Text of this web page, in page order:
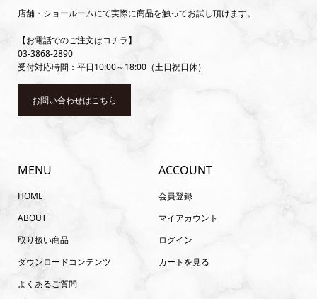
店舗・ショールームにて実際に商品を触ってお試し頂けます。
【お電話でのご注文はコチラ】
03-3868-2890
受付対応時間：平日10:00～18:00（土日祝日休）
お問い合わせはこちら
MENU
HOME
ABOUT
取り扱い商品
ダウンロードコンテンツ
よくあるご質問
ACCOUNT
会員登録
マイアカウント
ログイン
カートを見る